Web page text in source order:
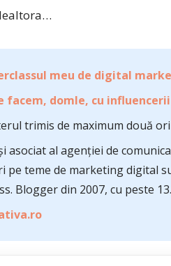
meu de digital
facem, domle, cu
trimis de maximum două
asociat al agenției de
pe teme de marketing digital
Blogger din 2007, cu peste